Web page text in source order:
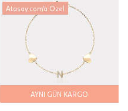
Atasay.com'a Özel
AYNI GÜN KARGO